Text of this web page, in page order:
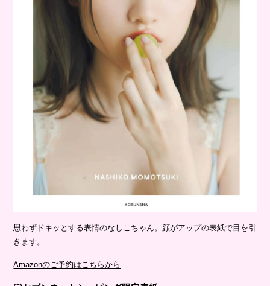
思わずドキッとする表情のなしこちゃん。顔がアップの表紙で目を引
きます。
Amazonのご予約はこちらから